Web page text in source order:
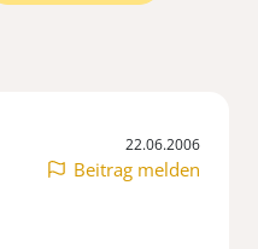
22.06.2006
Beitrag melden